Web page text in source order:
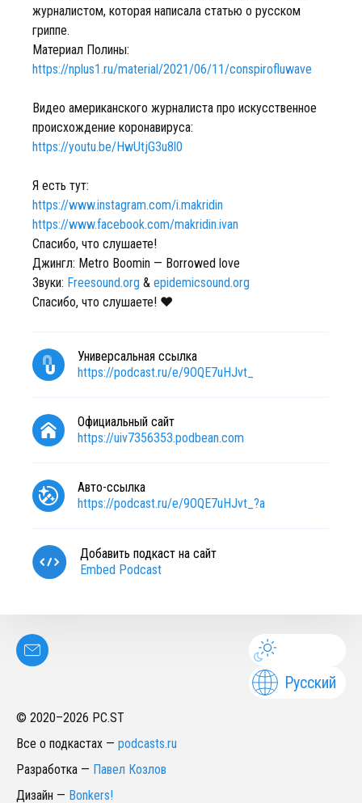
журналистом, которая написала статью о русском
гриппе.
Материал Полины:
https://nplus1.ru/material/2021/06/11/conspirofluwave
Видео американского журналиста про искусственное
происхождение коронавируса:
https://youtu.be/HwUtjG3u8l0
Я есть тут:
https://www.instagram.com/i.makridin
https://www.facebook.com/makridin.ivan
Спасибо, что слушаете!
Джингл: Metro Boomin — Borrowed love
Звуки: Freesound.org & epidemicsound.org
Спасибо, что слушаете! ❤️
Универсальная ссылка
https://podcast.ru/e/9OQE7uHJvt_
Официальный сайт
https://uiv7356353.podbean.com
Авто-ссылка
https://podcast.ru/e/9OQE7uHJvt_?a
Добавить подкаст на сайт
Embed Podcast
Русский
© 2020–2026 PC.ST
Все о подкастах — podcasts.ru
Разработка — Павел Козлов
Дизайн — Bonkers!